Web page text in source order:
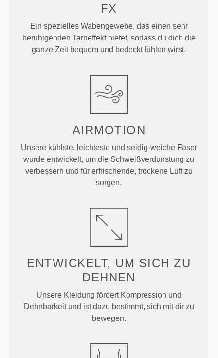
FX
Ein spezielles Wabengewebe, das einen sehr
beruhigenden Tarneffekt bietet, sodass du dich die
ganze Zeit bequem und bedeckt fühlen wirst.
AIRMOTION
Unsere kühlste, leichteste und seidig-weiche Faser
wurde entwickelt, um die Schweißverdunstung zu
verbessern und für erfrischende, trockene Luft zu
sorgen.
ENTWICKELT, UM SICH ZU
DEHNEN
Unsere Kleidung fördert Kompression und
Dehnbarkeit und ist dazu bestimmt, sich mit dir zu
bewegen.